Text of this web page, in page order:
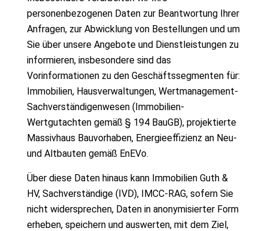
personenbezogenen Daten zur Beantwortung Ihrer
Anfragen, zur Abwicklung von Bestellungen und um
Sie über unsere Angebote und Dienstleistungen zu
informieren, insbesondere sind das
Vorinformationen zu den Geschäftssegmenten für:
Immobilien, Hausverwaltungen, Wertmanagement-
Sachverständigenwesen (Immobilien-
Wertgutachten gemäß § 194 BauGB), projektierte
Massivhaus Bauvorhaben, Energieeffizienz an Neu-
und Altbauten gemäß EnEVo.
Über diese Daten hinaus kann Immobilien Guth &
HV, Sachverständige (IVD), IMCC-RAG, sofern Sie
nicht widersprechen, Daten in anonymisierter Form
erheben, speichern und auswerten, mit dem Ziel,